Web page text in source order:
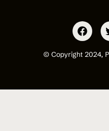
© Copyright 2024,